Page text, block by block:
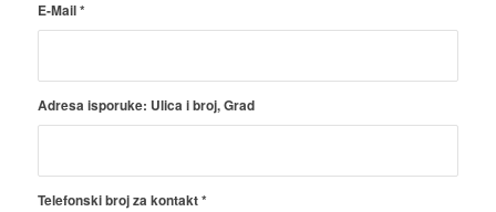
E-Mail*
Adresa isporuke: Ulica i broj, Grad
Telefonski broj za kontakt*